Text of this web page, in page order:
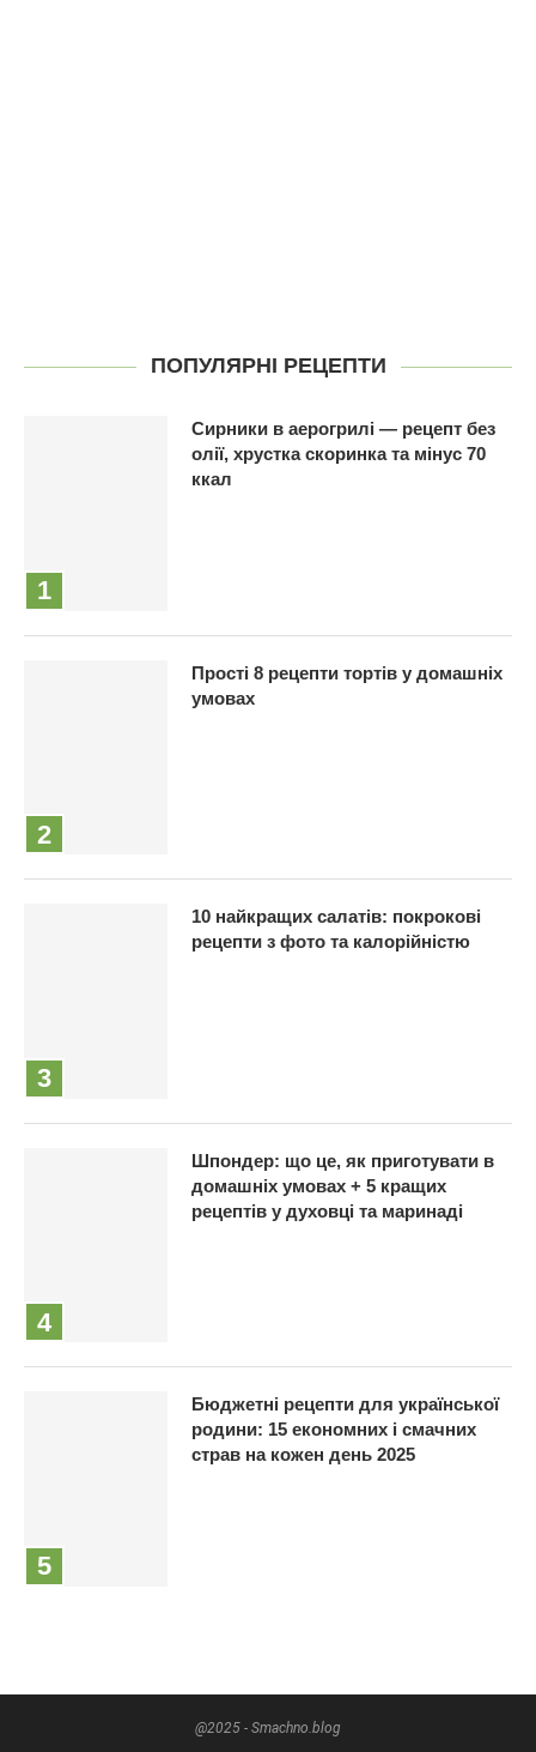
ПОПУЛЯРНІ РЕЦЕПТИ
Сирники в аерогрилі — рецепт без
олії, хрустка скоринка та мінус 70
ккал
Прості 8 рецепти тортів у домашніх
умовах
10 найкращих салатів: покрокові
рецепти з фото та калорійністю
Шпондер: що це, як приготувати в
домашніх умовах + 5 кращих
рецептів у духовці та маринаді
Бюджетні рецепти для української
родини: 15 економних і смачних
страв на кожен день 2025
@2025 - Smachno.blog